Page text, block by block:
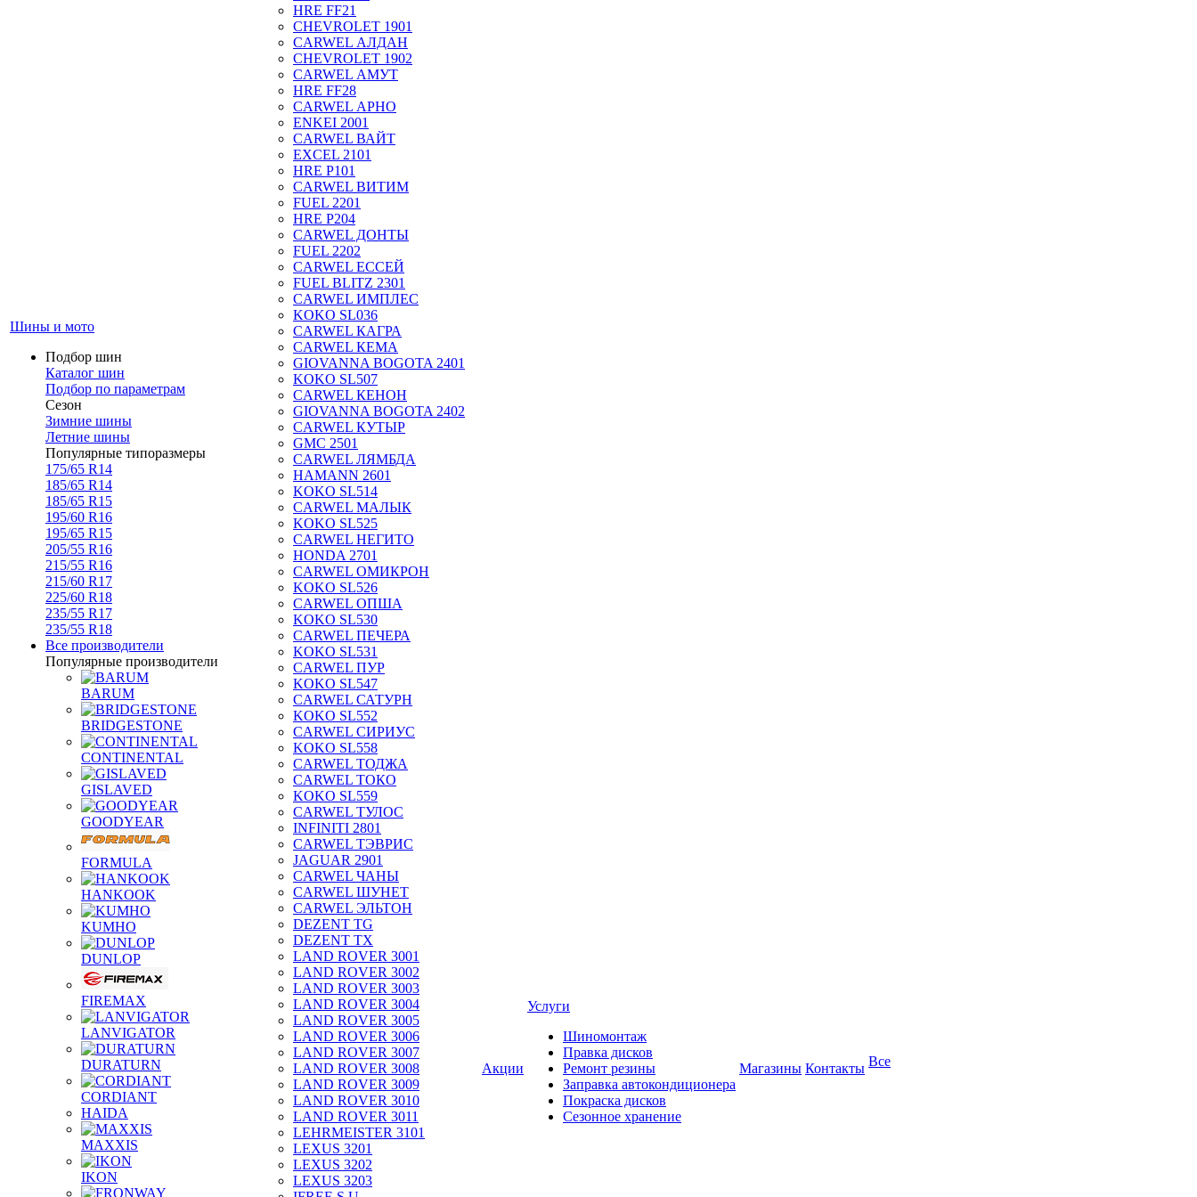
Шины и мото
Подбор шин
Каталог шин
Подбор по параметрам
Сезон
Зимние шины
Летние шины
Популярные типоразмеры
175/65 R14
185/65 R14
185/65 R15
195/60 R16
195/65 R15
205/55 R16
215/55 R16
215/60 R17
225/60 R18
235/55 R17
235/55 R18
Все производители
Популярные производители
BARUM
BRIDGESTONE
CONTINENTAL
GISLAVED
GOODYEAR
FORMULA
HANKOOK
KUMHO
DUNLOP
FIREMAX
LANVIGATOR
DURATURN
CORDIANT
HAIDA
MAXXIS
IKON
HRE FF21
CHEVROLET 1901
CARWEL АЛДАН
CHEVROLET 1902
CARWEL АМУТ
HRE FF28
CARWEL АРНО
ENKEI 2001
CARWEL ВАЙТ
EXCEL 2101
HRE P101
CARWEL ВИТИМ
FUEL 2201
HRE P204
CARWEL ДОНТЫ
FUEL 2202
CARWEL ЕССЕЙ
FUEL BLITZ 2301
CARWEL ИМПЛЕС
KOKO SL036
CARWEL КАГРА
CARWEL КЕМА
GIOVANNA BOGOTA 2401
KOKO SL507
CARWEL КЕНОН
GIOVANNA BOGOTA 2402
CARWEL КУТЫР
GMC 2501
CARWEL ЛЯМБДА
HAMANN 2601
KOKO SL514
CARWEL МАЛЫК
KOKO SL525
CARWEL НЕГИТО
HONDA 2701
CARWEL ОМИКРОН
KOKO SL526
CARWEL ОПША
KOKO SL530
CARWEL ПЕЧЕРА
KOKO SL531
CARWEL ПУР
KOKO SL547
CARWEL САТУРН
KOKO SL552
CARWEL СИРИУС
KOKO SL558
CARWEL ТОДЖА
CARWEL ТОКО
KOKO SL559
CARWEL ТУЛОС
INFINITI 2801
CARWEL ТЭВРИС
JAGUAR 2901
CARWEL ЧАНЫ
CARWEL ШУНЕТ
CARWEL ЭЛЬТОН
DEZENT TG
DEZENT TX
LAND ROVER 3001
LAND ROVER 3002
LAND ROVER 3003
LAND ROVER 3004
LAND ROVER 3005
LAND ROVER 3006
LAND ROVER 3007
LAND ROVER 3008
LAND ROVER 3009
LAND ROVER 3010
LAND ROVER 3011
LEHRMEISTER 3101
LEXUS 3201
LEXUS 3202
LEXUS 3203
Акции
Услуги
Шиномонтаж
Правка дисков
Ремонт резины
Заправка автокондиционера
Покраска дисков
Сезонное хранение
Магазины Контакты Все